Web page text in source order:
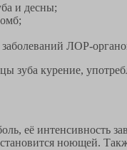
и десны;
ЛОР-
зуба курение,
её интенсивность
ноющей.